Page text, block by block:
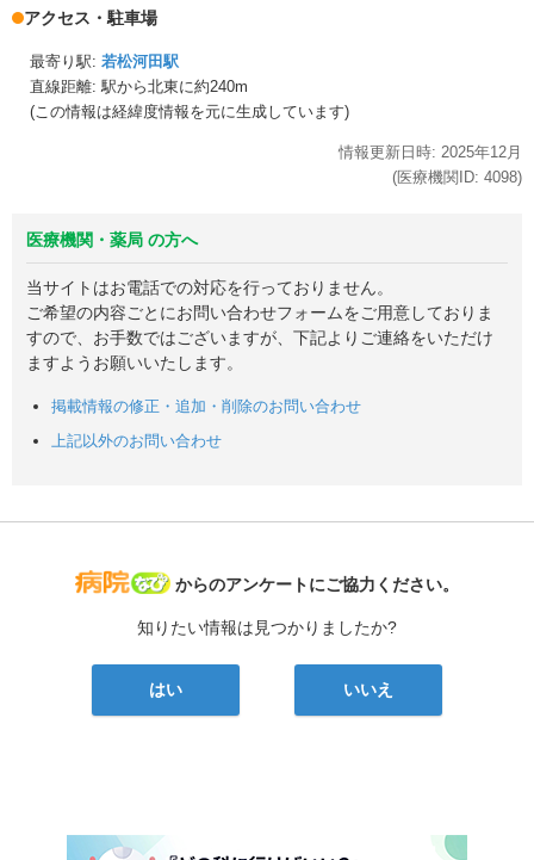
アクセス・駐車場
最寄り駅: 若松河田駅
直線距離: 駅から北東に約240m
(この情報は経緯度情報を元に生成しています)
情報更新日時: 2025年12月
(医療機関ID: 4098)
医療機関・薬局 の方へ
当サイトはお電話での対応を行っておりません。
ご希望の内容ごとにお問い合わせフォームをご用意しておりま
すので、お手数ではございますが、下記よりご連絡をいただけ
ますようお願いいたします。
掲載情報の修正・追加・削除のお問い合わせ
上記以外のお問い合わせ
病院なび
からのアンケートにご協力ください。
知りたい情報は見つかりましたか?
はい いいえ